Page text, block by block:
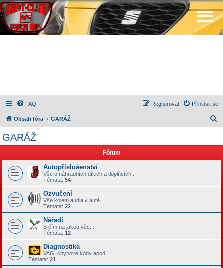
FAQ Přihlásit se
Registrovat
Obsah fóra GARÁŽ
GARÁŽ
Fórum
Autopříslušenství
Vše o náhradních dílech a doplňcích...
Témata: 54
Ozvučení
Vše kolem audia v autě...
Témata: 22
Nářadí
S čím na jakou věc...
Témata: 12
Diagnostika
VAG, chybové kódy apod.
Témata: 21